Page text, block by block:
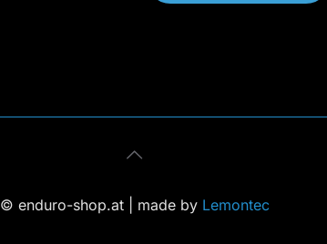
© enduro-shop.at | made by Lemontec